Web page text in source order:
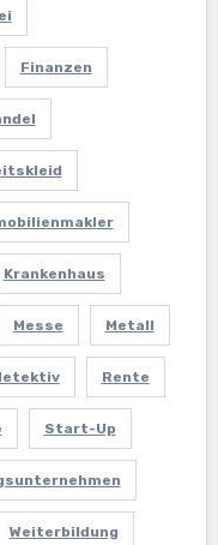
Finanzen
Krankenhaus
Messe Metall
Rente
Start-Up
Weiterbildung